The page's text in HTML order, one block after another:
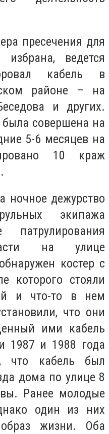
пресечения для
ведется
кабель в
районе – на
и других.
совершена на
5-6 месяцев на
10 краж
ночное дежурство
экипажа
на улице
костер с
которого стояли
и что-то в нем
что они
ими кабель
1987 и 1988 года
что кабель был
дома по улице 8
Ранее молодые
один из них
жизни. Оба